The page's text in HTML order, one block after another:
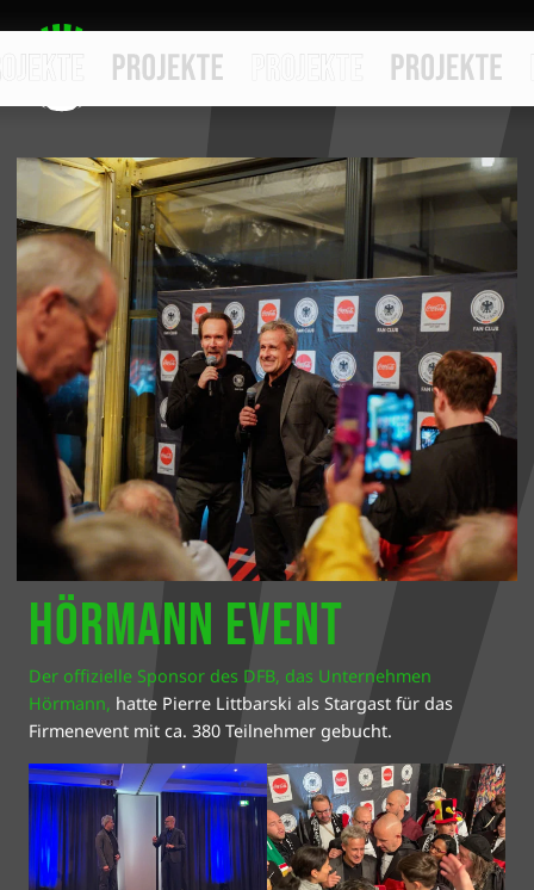
Hörmann Event
Der offizielle Sponsor des DFB, das Unternehmen
Hörmann, hatte Pierre Littbarski als Stargast für das
Firmenevent mit ca. 380 Teilnehmer gebucht.